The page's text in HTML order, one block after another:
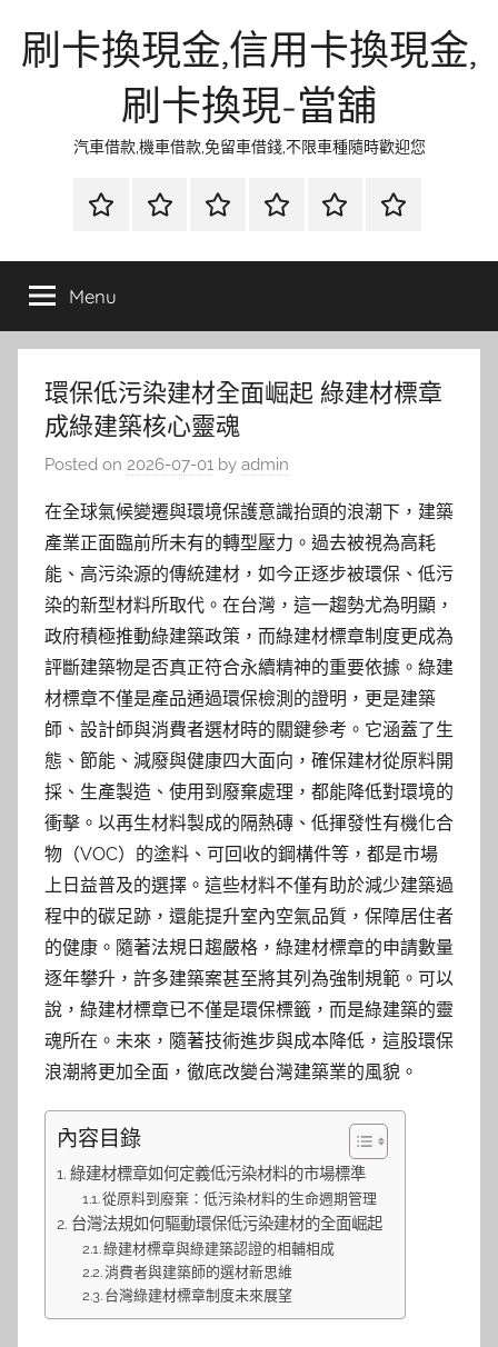
刷卡換現金,信用卡換現金,
刷卡換現-當舖
汽車借款,機車借款,免留車借錢,不限車種隨時歡迎您
首
當
金
網
資
流
時
環
清
聯
徵
Menu
環保低污染建材全面崛起 綠建材標章
成綠建築核心靈魂
Posted on 2026-07-01 by admin
在全球氣候變遷與環境保護意識抬頭的浪潮下，建築
產業正面臨前所未有的轉型壓力。過去被視為高耗
能、高污染源的傳統建材，如今正逐步被環保、低污
染的新型材料所取代。在台灣，這一趨勢尤為明顯，
政府積極推動綠建築政策，而綠建材標章制度更成為
評斷建築物是否真正符合永續精神的重要依據。綠建
材標章不僅是產品通過環保檢測的證明，更是建築
師、設計師與消費者選材時的關鍵參考。它涵蓋了生
態、節能、減廢與健康四大面向，確保建材從原料開
採、生產製造、使用到廢棄處理，都能降低對環境的
衝擊。以再生材料製成的隔熱磚、低揮發性有機化合
物（VOC）的塗料、可回收的鋼構件等，都是市場
上日益普及的選擇。這些材料不僅有助於減少建築過
程中的碳足跡，還能提升室內空氣品質，保障居住者
的健康。隨著法規日趨嚴格，綠建材標章的申請數量
逐年攀升，許多建築案甚至將其列為強制規範。可以
說，綠建材標章已不僅是環保標籤，而是綠建築的靈
魂所在。未來，隨著技術進步與成本降低，這股環保
浪潮將更加全面，徹底改變台灣建築業的風貌。
內容目錄
綠建材標章如何定義低污染材料的市場標準
從原料到廢棄：低污染材料的生命週期管理
台灣法規如何驅動環保低污染建材的全面崛起
綠建材標章與綠建築認證的相輔相成
消費者與建築師的選材新思維
台灣綠建材標章制度未來展望